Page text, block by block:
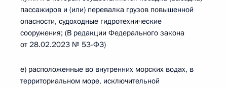
пассажиров и (или) перевалка грузов повышенной
опасности, судоходные гидротехнические
сооружения; (В редакции Федерального закона
от 28.02.2023 № 53-ФЗ)
е) расположенные во внутренних морских водах, в
территориальном море, исключительной